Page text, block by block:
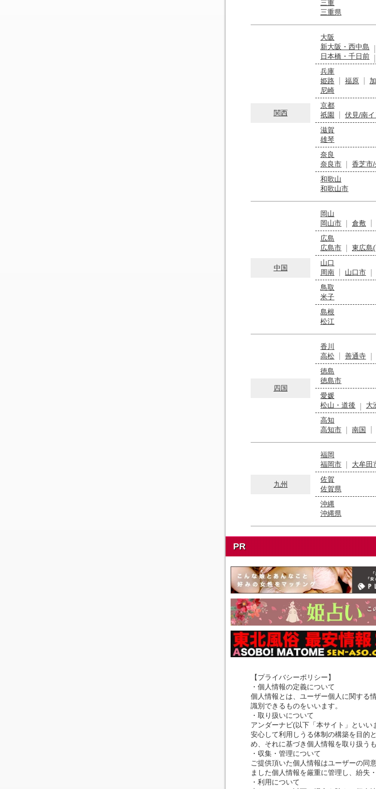
三重
三重県
関西
大阪
新大阪・西中島
日本橋・千日前
兵庫
姫路
福原
尼崎
京都
祇園
伏見/南
滋賀
雄琴
奈良
奈良市
香芝市
和歌山
和歌山市
中国
岡山
岡山市
倉敷
広島
広島市
東広島
山口
周南
山口市
鳥取
米子
島根
松江
四国
香川
高松
善通寺
徳島
徳島市
愛媛
松山・道後
大
高知
高知市
南国
九州
福岡
福岡市
大牟田
佐賀
佐賀県
沖縄
沖縄県
PR
【プライバシーポリシー】
・個人情報の定義について
個人情報とは、ユーザー個人に関する
識別できるものをいいます。
・取り扱いについて
アンダーナビ(以下「本サイト」とい
安心して利用しうる体制の構築を目的
め、それに基づき個人情報を取り扱う
・収集・管理について
ご提供頂いた個人情報はユーザーの同
ました個人情報を厳重に管理し、紛失
・利用について